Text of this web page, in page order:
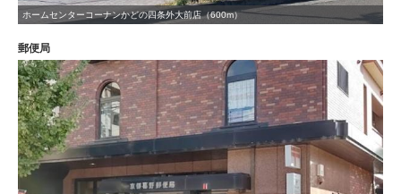
ホームセンターコーナンかどの四条外大前店（600m）
郵便局